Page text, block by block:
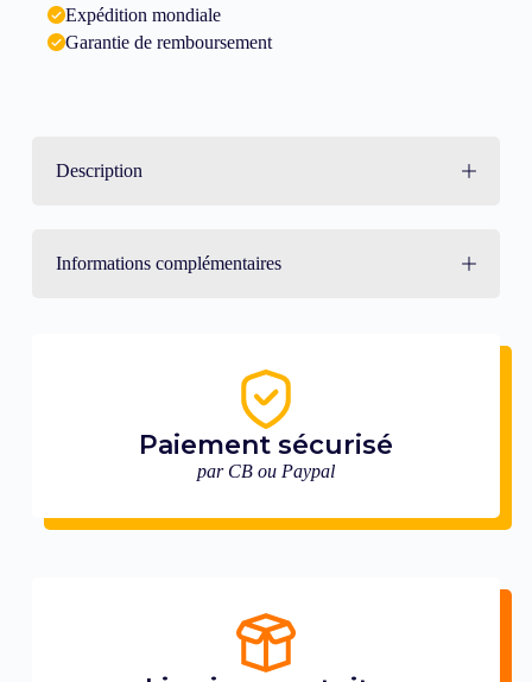
Expédition mondiale
Garantie de remboursement
Description
Informations complémentaires
Paiement sécurisé
par CB ou Paypal